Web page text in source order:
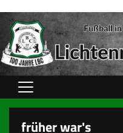
Home
früher war's